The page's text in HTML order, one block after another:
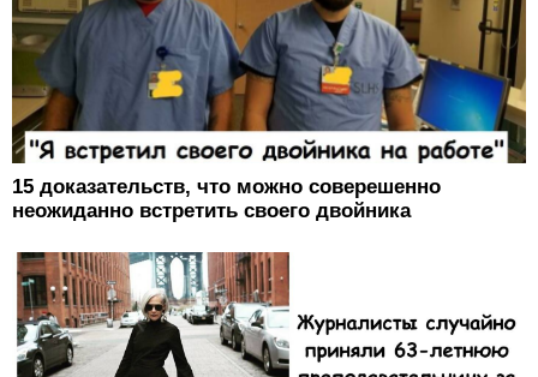
15 доказательств, что можно соверешенно
неожиданно встретить своего двойника